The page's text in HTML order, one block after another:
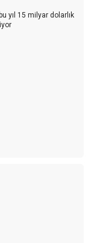
DEDİ
UYMADI
SAHİLLERİ
yıl 15 milyar dolarlık